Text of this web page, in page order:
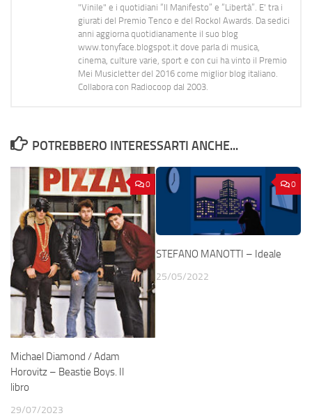
"Vinile" e i quotidiani “Il Manifesto” e “Libertà”. E' tra i
giurati del Premio Tenco e del Rockol Awards. Da sedici
anni aggiorna quotidianamente il suo blog
www.tonyface.blogspot.it dove parla di musica,
cinema, culture varie, sport e con cui ha vinto il Premio
Mei Musicletter del 2016 come miglior blog italiano.
Collabora con Radiocoop dal 2003.
POTREBBERO INTERESSARTI ANCHE...
0
Michael Diamond / Adam
Horovitz – Beastie Boys. Il
libro
29/07/2023
0
STEFANO MANOTTI – Ideale
25/05/2022